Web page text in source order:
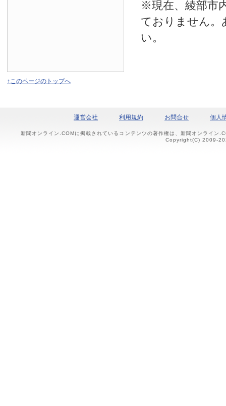
※現在、綾部市
ておりません。
い。
↑このページのトップへ
運営会社 利用規約 お問合せ 個人
新聞オンライン.COMに掲載されているコンテンツの著作権は、新聞オンライン
Copyright(C) 2009-